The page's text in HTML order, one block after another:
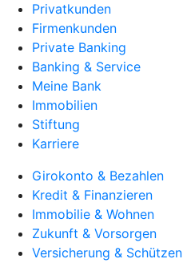
Privatkunden
Firmenkunden
Private Banking
Banking & Service
Meine Bank
Immobilien
Stiftung
Karriere
Girokonto & Bezahlen
Kredit & Finanzieren
Immobilie & Wohnen
Zukunft & Vorsorgen
Versicherung & Schützen